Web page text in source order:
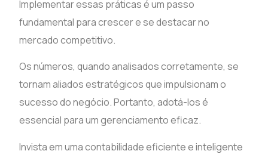
Implementar essas práticas é um passo
fundamental para crescer e se destacar no
mercado competitivo.
Os números, quando analisados corretamente, se
tornam aliados estratégicos que impulsionam o
sucesso do negócio. Portanto, adotá-los é
essencial para um gerenciamento eficaz.
Invista em uma contabilidade eficiente e inteligente